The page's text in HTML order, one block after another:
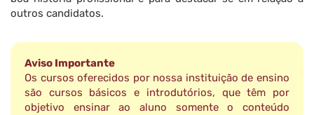
outros candidatos.
Aviso Importante
Os cursos oferecidos por nossa instituição de ensino
são cursos básicos e introdutórios, que têm por
objetivo ensinar ao aluno somente o conteúdo